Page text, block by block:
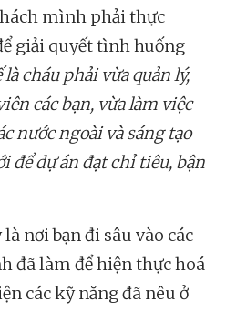
mình phải thực
giải quyết tình huống
là cháu phải vừa quản lý,
các bạn, vừa làm việc
nước ngoài và sáng tạo
để dự án đạt chỉ tiêu, bận
là nơi bạn đi sâu vào các
đã làm để hiện thực hoá
các kỹ năng đã nêu ở